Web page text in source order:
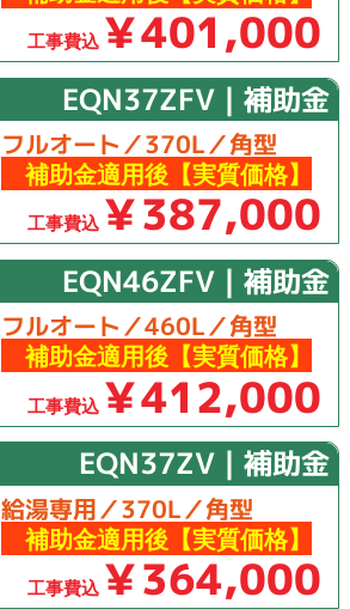
工事費込 ￥401,000
EQN37ZFV｜補助金
フルオート／370L／角型
補助金適用後【実質価格】
工事費込 ￥387,000
EQN46ZFV｜補助金
フルオート／460L／角型
補助金適用後【実質価格】
工事費込 ￥412,000
EQN37ZV｜補助金
給湯専用／370L／角型
補助金適用後【実質価格】
工事費込 ￥364,000